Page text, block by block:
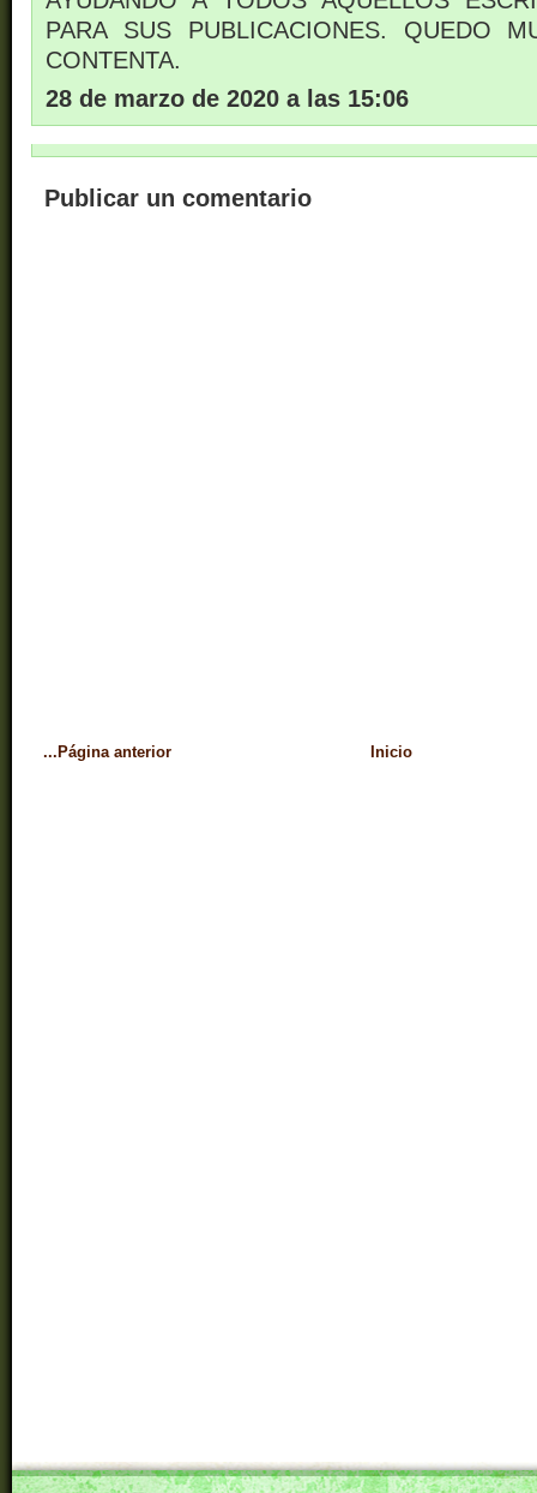
PARA SUS PUBLICACIONES. QUEDO
CONTENTA.
28 de marzo de 2020 a las 15:06
Publicar un comentario
...Página anterior Inicio